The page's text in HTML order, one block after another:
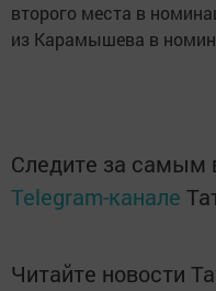
второго места в
из Карамышева в
Следите за
Telegram-канале
Читайте новости